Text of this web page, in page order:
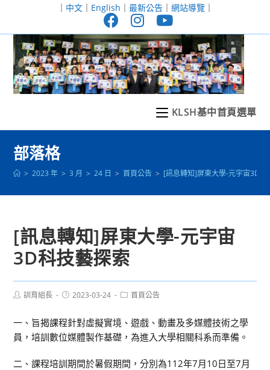
至
｜ 中文｜ English ｜ 最新公告｜ 網站導覽｜
KLSH基中首頁選單
部落格
> 2023 年 > 3 月 > 24 日 > 首頁公告 > [訊息轉知]屏東大學-元宇宙3D科
[訊息轉知]屏東大學-元宇宙
3D科技藝探索
Post訓育組長
Post2023-03-24
Post首頁公告
一、旨揭課程針對虛擬實境、遊戲、動畫及多媒體技術之學
員，培訓數位媒體製作基礎，為進入大學相關科系而準備。
二、課程培訓期間於暑假期間，分別為112年7月10日至7月